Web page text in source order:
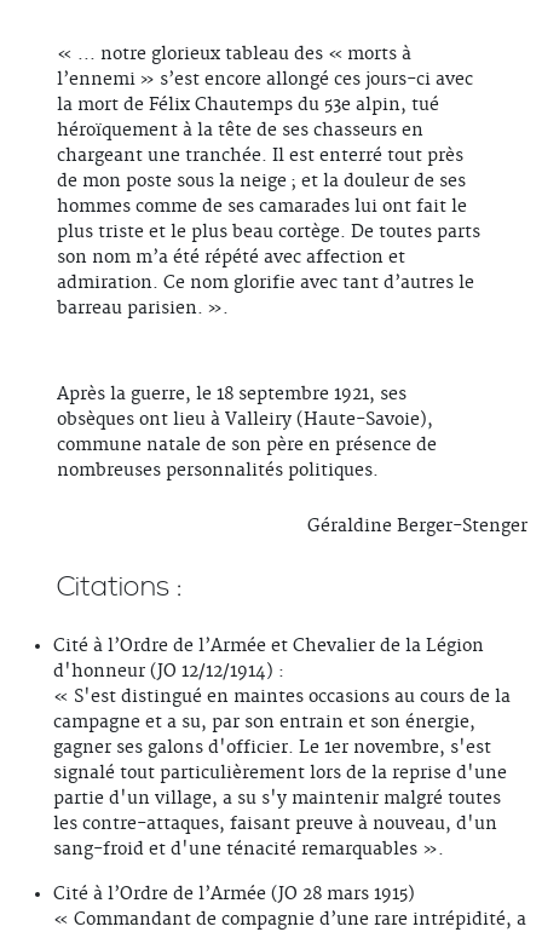
« ... notre glorieux tableau des « morts à
l’ennemi » s’est encore allongé ces jours-ci avec
la mort de Félix Chautemps du 53e alpin, tué
héroïquement à la tête de ses chasseurs en
chargeant une tranchée. Il est enterré tout près
de mon poste sous la neige ; et la douleur de ses
hommes comme de ses camarades lui ont fait le
plus triste et le plus beau cortège. De toutes parts
son nom m’a été répété avec affection et
admiration. Ce nom glorifie avec tant d’autres le
barreau parisien. ».
Après la guerre, le 18 septembre 1921, ses
obsèques ont lieu à Valleiry (Haute-Savoie),
commune natale de son père en présence de
nombreuses personnalités politiques.
Géraldine Berger-Stenger
Citations :
Cité à l’Ordre de l’Armée et Chevalier de la Légion
d'honneur (JO 12/12/1914) :
« S'est distingué en maintes occasions au cours de la
campagne et a su, par son entrain et son énergie,
gagner ses galons d'officier. Le 1er novembre, s'est
signalé tout particulièrement lors de la reprise d'une
partie d'un village, a su s'y maintenir malgré toutes
les contre-attaques, faisant preuve à nouveau, d'un
sang-froid et d'une ténacité remarquables ».
Cité à l’Ordre de l’Armée (JO 28 mars 1915)
« Commandant de compagnie d’une rare intrépidité, a